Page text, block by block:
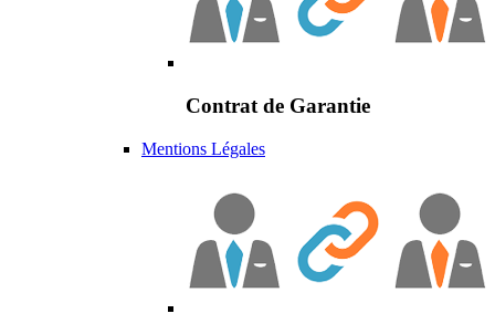
Contrat de Garantie
Mentions Légales